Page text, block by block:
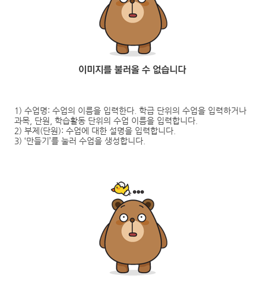
1) 수업명: 수업의 이름을 입력한다 학급 단위의 수업을 입력하거나
과목 단원 학습활동 단위의 수업 이름을 입력합니다
2) 부제 (단원): 수업에 대한 설명을 입력합니다
3) ‘만들기 ’를 눌러 수업을 생성합니다